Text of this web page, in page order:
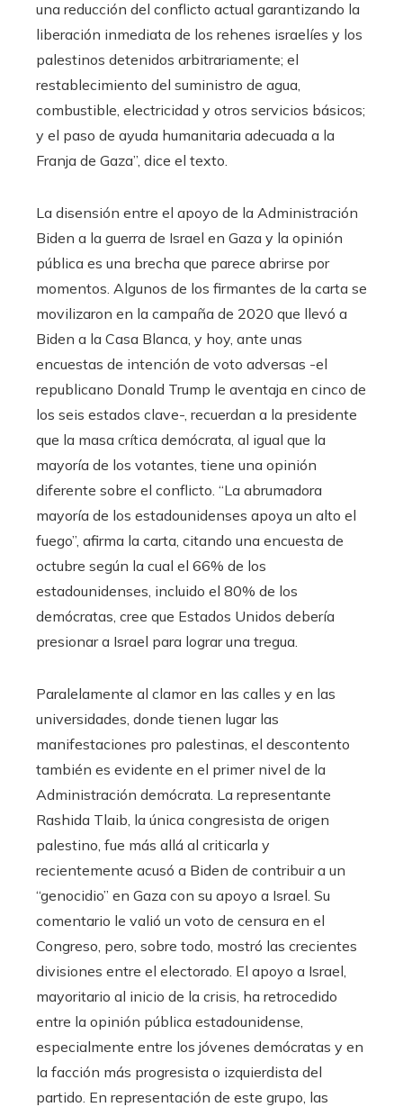
una reducción del conflicto actual garantizando la
liberación inmediata de los rehenes israelíes y los
palestinos detenidos arbitrariamente; el
restablecimiento del suministro de agua,
combustible, electricidad y otros servicios básicos;
y el paso de ayuda humanitaria adecuada a la
Franja de Gaza”, dice el texto.
La disensión entre el apoyo de la Administración
Biden a la guerra de Israel en Gaza y la opinión
pública es una brecha que parece abrirse por
momentos. Algunos de los firmantes de la carta se
movilizaron en la campaña de 2020 que llevó a
Biden a la Casa Blanca, y hoy, ante unas
encuestas de intención de voto adversas -el
republicano Donald Trump le aventaja en cinco de
los seis estados clave-, recuerdan a la presidente
que la masa crítica demócrata, al igual que la
mayoría de los votantes, tiene una opinión
diferente sobre el conflicto. “La abrumadora
mayoría de los estadounidenses apoya un alto el
fuego”, afirma la carta, citando una encuesta de
octubre según la cual el 66% de los
estadounidenses, incluido el 80% de los
demócratas, cree que Estados Unidos debería
presionar a Israel para lograr una tregua.
Paralelamente al clamor en las calles y en las
universidades, donde tienen lugar las
manifestaciones pro palestinas, el descontento
también es evidente en el primer nivel de la
Administración demócrata. La representante
Rashida Tlaib, la única congresista de origen
palestino, fue más allá al criticarla y
recientemente acusó a Biden de contribuir a un
“genocidio” en Gaza con su apoyo a Israel. Su
comentario le valió un voto de censura en el
Congreso, pero, sobre todo, mostró las crecientes
divisiones entre el electorado. El apoyo a Israel,
mayoritario al inicio de la crisis, ha retrocedido
entre la opinión pública estadounidense,
especialmente entre los jóvenes demócratas y en
la facción más progresista o izquierdista del
partido. En representación de este grupo, las